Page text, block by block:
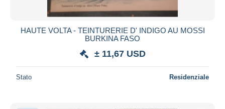
HAUTE VOLTA - TEINTURERIE D' INDIGO AU MOSSI
BURKINA FASO
± 11,67 USD
Stato Residenziale